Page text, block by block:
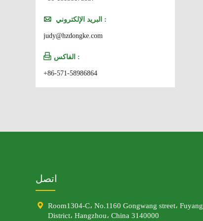
 البريد الإلكتروني :
judy@hzdongke.com
 الفاكس :
+86-571-58986864
اتصل

Room1304-C، No.1160 Gongwang street، Fuyang
District، Hangzhou، China 3140000